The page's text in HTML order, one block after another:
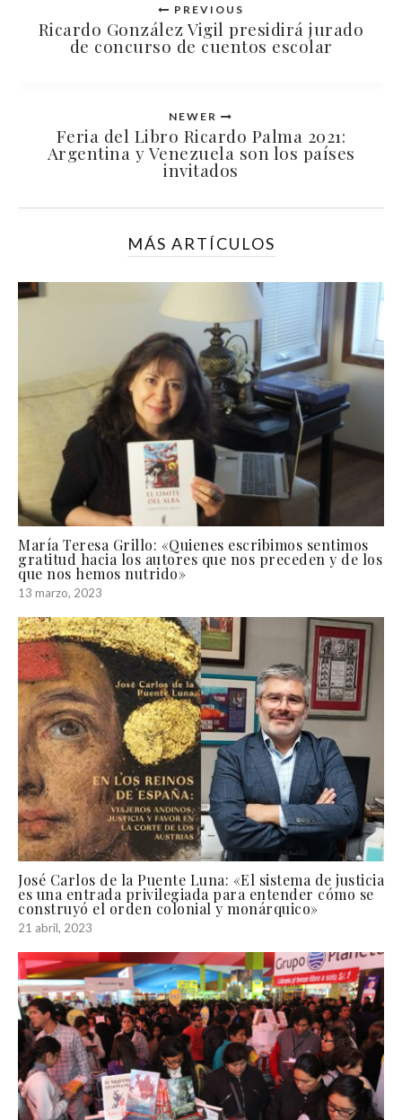
PREVIOUS
Ricardo González Vigil presidirá jurado
de concurso de cuentos escolar
NEWER
Feria del Libro Ricardo Palma 2021:
Argentina y Venezuela son los países
invitados
MÁS ARTÍCULOS
María Teresa Grillo: «Quienes escribimos sentimos
gratitud hacia los autores que nos preceden y de los
que nos hemos nutrido»
13 marzo, 2023
José Carlos de la Puente Luna: «El sistema de justicia
es una entrada privilegiada para entender cómo se
construyó el orden colonial y monárquico»
21 abril, 2023